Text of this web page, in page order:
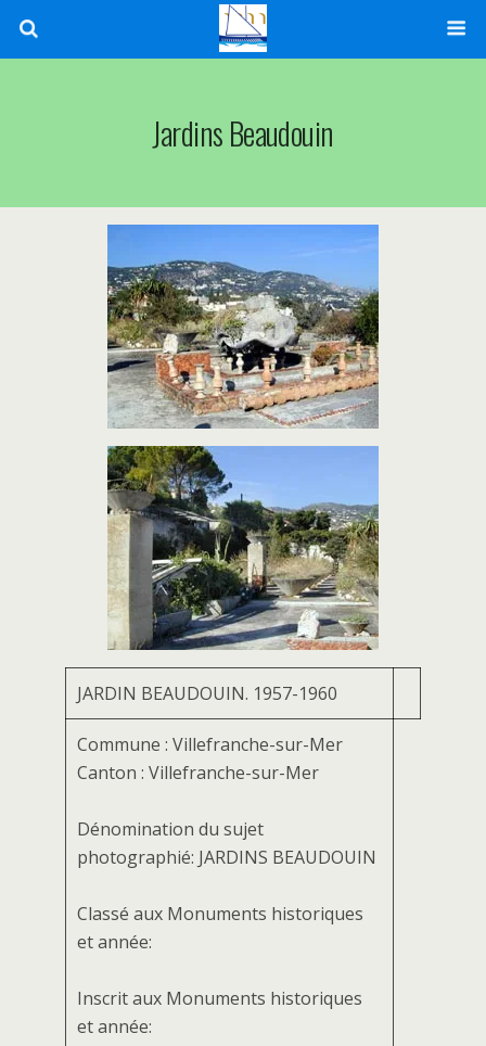
Jardins Beaudouin
JARDIN BEAUDOUIN. 1957-1960
Commune : Villefranche-sur-Mer
Canton : Villefranche-sur-Mer
Dénomination du sujet
photographié: JARDINS BEAUDOUIN
Classé aux Monuments historiques
et année:
Inscrit aux Monuments historiques
et année: